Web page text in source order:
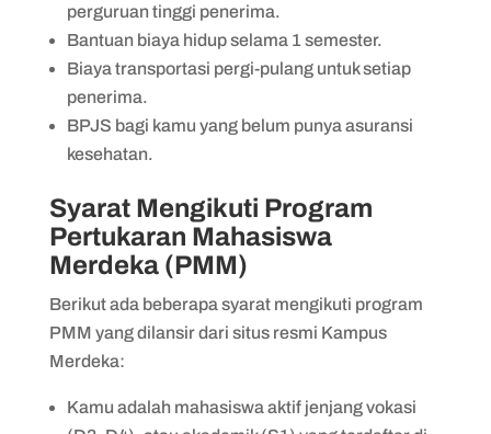
perguruan tinggi penerima.
Bantuan biaya hidup selama 1 semester.
Biaya transportasi pergi-pulang untuk setiap
penerima.
BPJS bagi kamu yang belum punya asuransi
kesehatan.
Syarat Mengikuti Program
Pertukaran Mahasiswa
Merdeka (PMM)
Berikut ada beberapa syarat mengikuti program
PMM yang dilansir dari situs resmi Kampus
Merdeka:
Kamu adalah mahasiswa aktif jenjang vokasi